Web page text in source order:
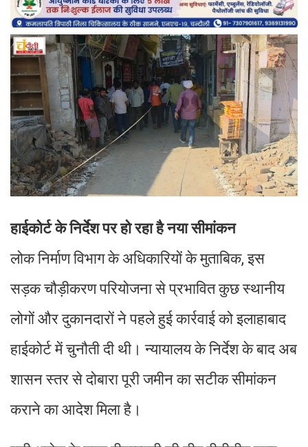
हाईकोर्ट के निर्देश पर हो रहा है नया सीमांकन
लोक निर्माण विभाग के अधिकारियों के मुताबिक, इस
सड़क चौड़ीकरण परियोजना से प्रभावित कुछ स्थानीय
लोगों और दुकानदारों ने पहले हुई कार्रवाई को इलाहाबाद
हाईकोर्ट में चुनौती दी थी। न्यायालय के निर्देश के बाद अब
शासन स्तर से दोबारा पूरी जमीन का सटीक सीमांकन
कराने का आदेश मिला है।